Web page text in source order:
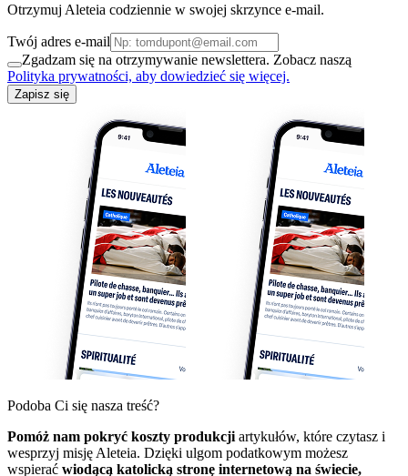
Otrzymuj Aleteia codziennie w swojej skrzynce e-mail.
Twój adres e-mail
Zgadzam się na otrzymywanie newslettera. Zobacz naszą
Polityka prywatności, aby dowiedzieć się więcej.
Zapisz się
Podoba Ci się nasza treść?
Pomóż nam pokryć koszty produkcji artykułów, które czytasz i
wesprzyj misję Aleteia. Dzięki ulgom podatkowym możesz
wspierać wiodącą katolicką stronę internetową na świecie,